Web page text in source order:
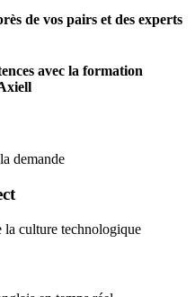
de vos pairs et des experts
avec la formation
demande
la culture technologique